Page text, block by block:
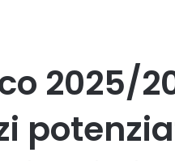
2025/